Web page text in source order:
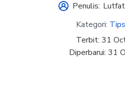
Penulis:
Kategori:
Terbit: 31
Diperbarui: 31